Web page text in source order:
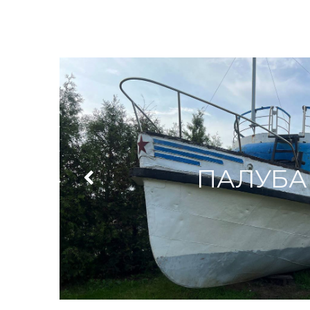
ПАЛУБА